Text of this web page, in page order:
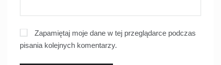
Zapamiętaj moje dane w tej przeglądarce podczas
pisania kolejnych komentarzy.